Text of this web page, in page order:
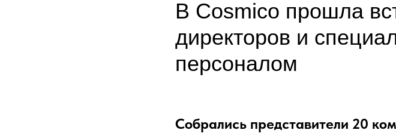
В Cosmico прошла
директоров и
персоналом
Собрались представители 20